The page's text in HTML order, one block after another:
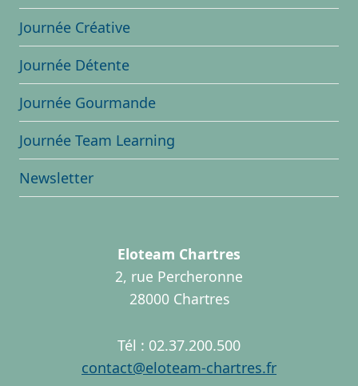
Journée Créative
Journée Détente
Journée Gourmande
Journée Team Learning
Newsletter
Eloteam Chartres
2, rue Percheronne
28000 Chartres
Tél : 02.37.200.500
contact@eloteam-chartres.fr